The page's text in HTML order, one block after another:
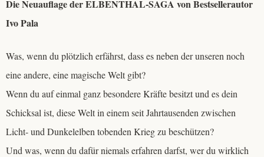
Die Neuauflage der ELBENTHAL-SAGA von Bestsellerautor
Ivo Pala
Was, wenn du plötzlich erfährst, dass es neben der unseren noch
eine andere, eine magische Welt gibt?
Wenn du auf einmal ganz besondere Kräfte besitzt und es dein
Schicksal ist, diese Welt in einem seit Jahrtausenden zwischen
Licht- und Dunkelelben tobenden Krieg zu beschützen?
Und was, wenn du dafür niemals erfahren darfst, wer du wirklich